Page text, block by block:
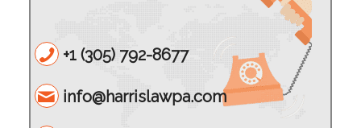
+1 (305) 792-8677
info@harrislawpa.com